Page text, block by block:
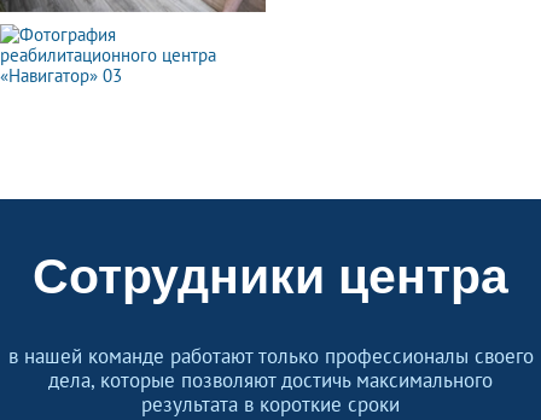
Сотрудники центра
в нашей команде работают только профессионалы своего
дела, которые позволяют достичь максимального
результата в короткие сроки